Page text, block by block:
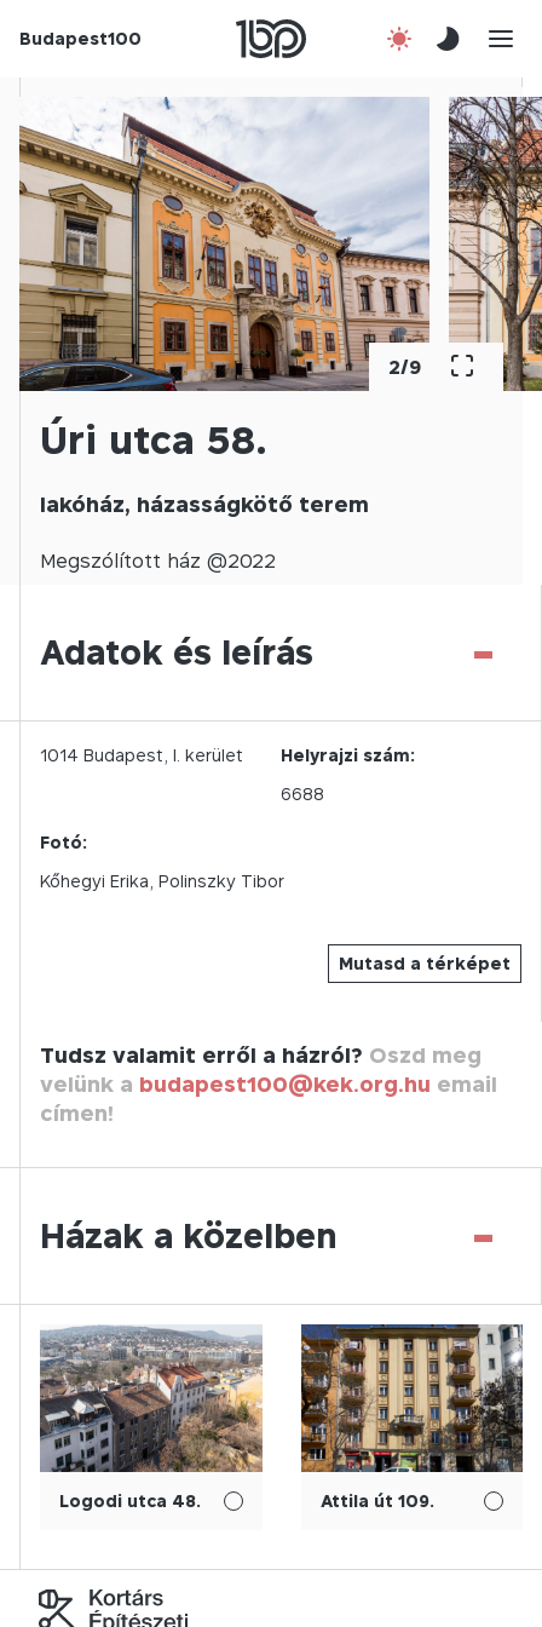
Budapest100
Csatlakozz!
Kapcsolat
En
2/9
Úri utca 58.
lakóház, házasságkötő terem
Megszólított ház @2022
Adatok és leírás -
Mutasd a térképet
1014 Budapest, I. kerület
Helyrajzi szám:
6688
Fotó:
Kőhegyi Erika Polinszky Tibor
Tudsz valamit erről a házról? Oszd meg
velünk a budapest100@kek.org.hu email
címen!
Házak a közelben -
Logodi utca 48. Attila út 109.